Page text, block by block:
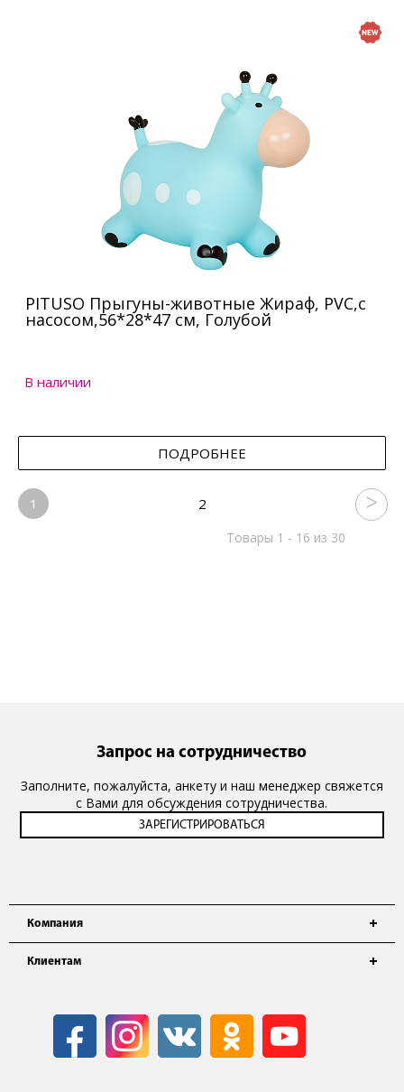
PITUSO Прыгуны-животные Жираф, PVC,с
насосом,56*28*47 см, Голубой
В наличии
ПОДРОБНЕЕ
1 2
Товары 1 - 16 из 30
Компания
Клиентам
Запрос на сотрудничество
Заполните, пожалуйста, анкету и наш менеджер свяжется
с Вами для обсуждения сотрудничества.